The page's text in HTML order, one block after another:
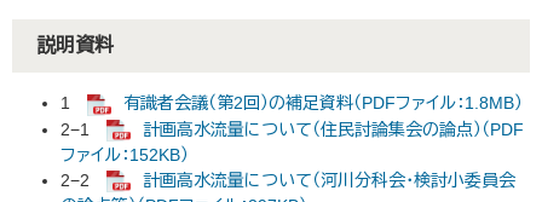
説明資料
1
有識者会議（第2回）の補足資料（PDFファイル：1.8MB）
2−1
計画高水流量について（住民討論集会の論点）（PDF
ファイル：152KB）
2−2
計画高水流量について（河川分科会・検討小委員会